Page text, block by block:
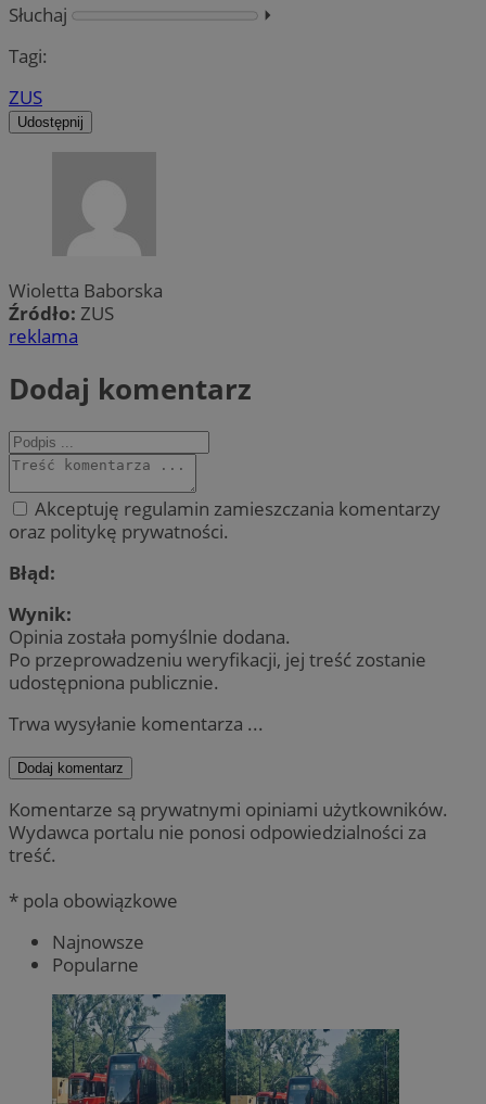
Słuchaj
⏵︎
Tagi:
ZUS
Udostępnij
Wioletta Baborska
Źródło: ZUS
reklama
Dodaj komentarz
Akceptuję regulamin zamieszczania komentarzy
oraz politykę prywatności.
Błąd:
Wynik:
Opinia została pomyślnie dodana.
Po przeprowadzeniu weryfikacji, jej treść zostanie
udostępniona publicznie.
Trwa wysyłanie komentarza ...
Dodaj komentarz
Komentarze są prywatnymi opiniami użytkowników.
Wydawca portalu nie ponosi odpowiedzialności za
treść.
* pola obowiązkowe
Najnowsze
Popularne